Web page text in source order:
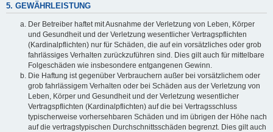
5. GEWÄHRLEISTUNG
Der Betreiber haftet mit Ausnahme der Verletzung von Leben, Körper
und Gesundheit und der Verletzung wesentlicher Vertragspflichten
(Kardinalpflichten) nur für Schäden, die auf ein vorsätzliches oder grob
fahrlässiges Verhalten zurückzuführen sind. Dies gilt auch für mittelbare
Folgeschäden wie insbesondere entgangenen Gewinn.
Die Haftung ist gegenüber Verbrauchern außer bei vorsätzlichem oder
grob fahrlässigem Verhalten oder bei Schäden aus der Verletzung von
Leben, Körper und Gesundheit und der Verletzung wesentlicher
Vertragspflichten (Kardinalpflichten) auf die bei Vertragsschluss
typischerweise vorhersehbaren Schäden und im übrigen der Höhe nach
auf die vertragstypischen Durchschnittsschäden begrenzt. Dies gilt auch